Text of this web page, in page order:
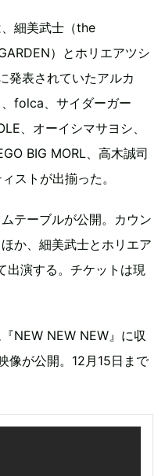
細美武士（the
）とホリエアツシ
発表されていたアルカ
folca、サイダーガー
、オーイシマサヨシ、
BIG MORL、高木誠司
ストが出揃った。
テーブルが公開。カウン
か、細美武士とホリエア
出演する。チケットは現
NEW NEW NEW』に収
像が公開。12月15日まで